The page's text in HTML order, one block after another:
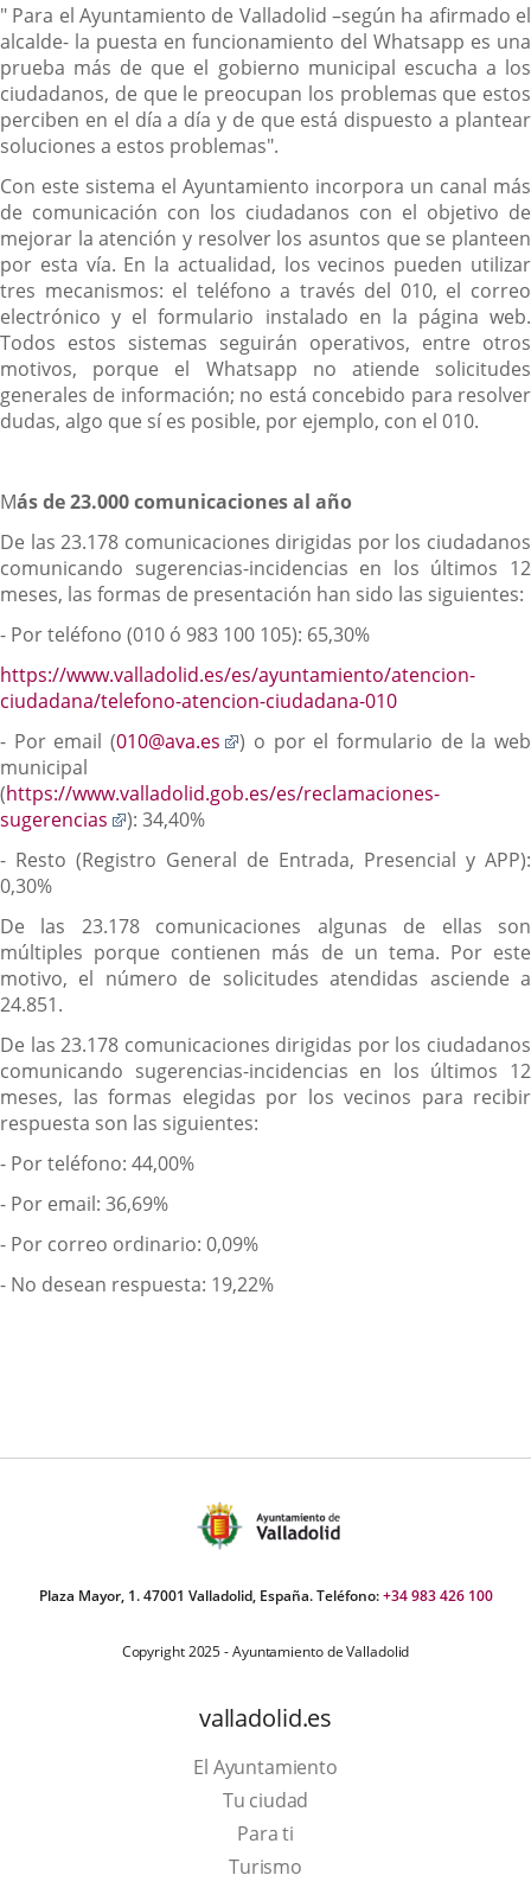
" Para el Ayuntamiento de Valladolid –según ha afirmado el
alcalde- la puesta en funcionamiento del Whatsapp es una
prueba más de que el gobierno municipal escucha a los
ciudadanos, de que le preocupan los problemas que estos
perciben en el día a día y de que está dispuesto a plantear
soluciones a estos problemas".
Con este sistema el Ayuntamiento incorpora un canal más
de comunicación con los ciudadanos con el objetivo de
mejorar la atención y resolver los asuntos que se planteen
por esta vía. En la actualidad, los vecinos pueden utilizar
tres mecanismos: el teléfono a través del 010, el correo
electrónico y el formulario instalado en la página web.
Todos estos sistemas seguirán operativos, entre otros
motivos, porque el Whatsapp no atiende solicitudes
generales de información; no está concebido para resolver
dudas, algo que sí es posible, por ejemplo, con el 010.
Más de 23.000 comunicaciones al año
De las 23.178 comunicaciones dirigidas por los ciudadanos
comunicando sugerencias-incidencias en los últimos 12
meses, las formas de presentación han sido las siguientes:
- Por teléfono (010 ó 983 100 105): 65,30%
https://www.valladolid.es/es/ayuntamiento/atencion-
ciudadana/telefono-atencion-ciudadana-010
- Por email (010@ava.es
Enlace
una
) o por el formulario de la web
municipal
(https://www.valladolid.gob.es/es/reclamaciones-
sugerencias
Enlace
una
externa.
): 34,40%
- Resto (Registro General de Entrada, Presencial y APP):
0,30%
De las 23.178 comunicaciones algunas de ellas son
múltiples porque contienen más de un tema. Por este
motivo, el número de solicitudes atendidas asciende a
24.851.
De las 23.178 comunicaciones dirigidas por los ciudadanos
comunicando sugerencias-incidencias en los últimos 12
meses, las formas elegidas por los vecinos para recibir
respuesta son las siguientes:
- Por teléfono: 44,00%
- Por email: 36,69%
- Por correo ordinario: 0,09%
- No desean respuesta: 19,22%
Plaza Mayor, 1. 47001 Valladolid, España. Teléfono:+34 983 426 100
Copyright 2025 - Ayuntamiento de Valladolid
valladolid.es
El Ayuntamiento
Tu ciudad
Para ti
TurismoThis